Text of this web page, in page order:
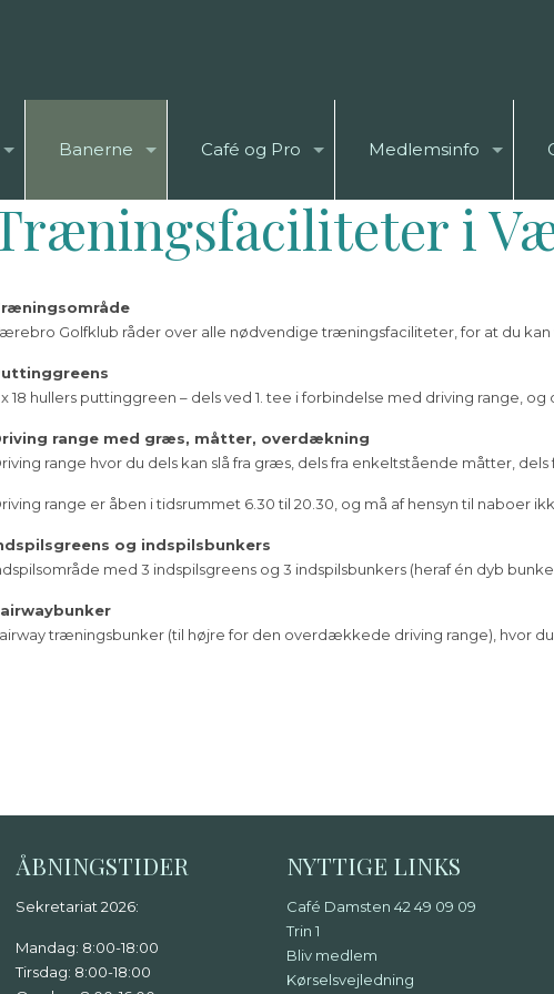
Banerne Café og Pro Medlemsinfo
i
Golfklub råder over alle nødvendige træningsfaciliteter, for at du
x 18 hullers puttinggreen – dels ved 1. tee i forbindelse med driving range,
range med græs, måtter, overdækning
range hvor du dels kan slå fra græs, dels fra enkeltstående måtter,
range er åben i tidsrummet 6.30 til 20.30, og må af hensyn til naboer
og indspilsbunkers
med 3 indspilsgreens og 3 indspilsbunkers (heraf én dyb
træningsbunker (til højre for den overdækkede driving range), hvor
ÅBNINGSTIDER
Sekretariat 2026:
Mandag: 8:00-18:00
Tirsdag: 8:00-18:00
NYTTIGE LINKS
Café Damsten 42 49 09 09
Trin 1
Bliv medlem
Kørselsvejledning